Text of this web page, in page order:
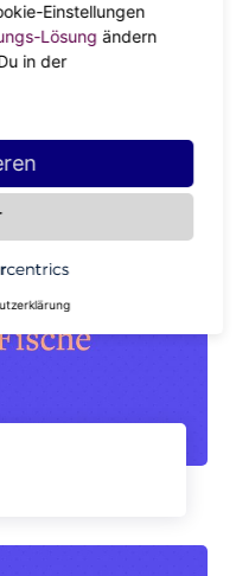
leidenschaftlich,
Fisch zwischen den
anderen für das
Einstellungen
Lösung ändern
in der